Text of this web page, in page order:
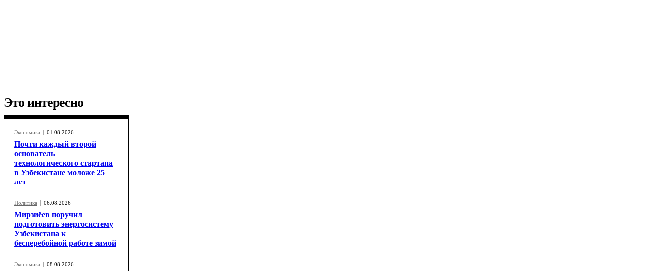
Это интересно
Экономика 01.08.2026
Почти каждый второй
основатель
технологического стартапа
в Узбекистане моложе 25
лет
Политика 06.08.2026
Мирзиёев поручил
подготовить энергосистему
Узбекистана к
бесперебойной работе зимой
Экономика 08.08.2026